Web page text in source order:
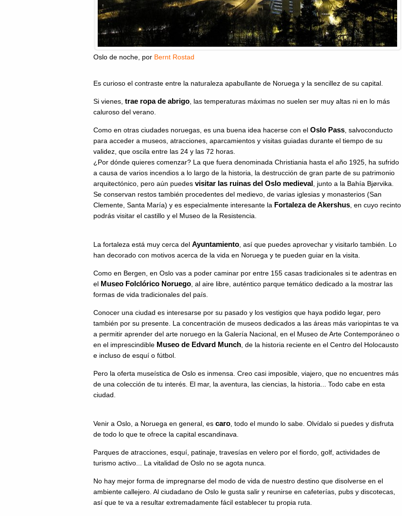
Oslo de noche , por Bernt Rostad
Es curioso el contraste entre la naturaleza apabullante de Noruega y la sencillez de su capital.
Si vienes, trae ropa de abrigo , las temperaturas máximas no suelen ser muy altas ni en lo más
caluroso del verano.
Como en otras ciudades noruegas, es una buena idea hacerse con el Oslo Pass , salvoconducto
para acceder a museos, atracciones, aparcamientos y visitas guiadas durante el tiempo de su
validez, que oscila entre las 24 y las 72 horas.
¿Por dónde quieres comenzar? La que fuera denominada Christiania hasta el año 1925, ha sufrido
a causa de varios incendios a lo largo de la historia, la destrucción de gran parte de su patrimonio
arquitectónico, pero aún puedes visitar las ruinas del Oslo medieval , junto a la Bahía Bjørvika.
Se conservan restos también procedentes del medievo, de varias iglesias y monasterios (San
Clemente, Santa María) y es especialmente interesante la Fortaleza de Akershus , en cuyo recinto
podrás visitar el castillo y el Museo de la Resistencia.
La fortaleza está muy cerca del Ayuntamiento , así que puedes aprovechar y visitarlo también. Lo
han decorado con motivos acerca de la vida en Noruega y te pueden guiar en la visita.
Como en Bergen, en Oslo vas a poder caminar por entre 155 casas tradicionales si te adentras en
el Museo Folclórico Noruego , al aire libre, auténtico parque temático dedicado a la mostrar las
formas de vida tradicionales del país.
Conocer una ciudad es interesarse por su pasado y los vestigios que haya podido legar, pero
también por su presente. La concentración de museos dedicados a las áreas más variopintas te va
a permitir aprender del arte noruego en la Galería Nacional, en el Museo de Arte Contemporáneo o
en el imprescindible Museo de Edvard Munch , de la historia reciente en el Centro del Holocausto
e incluso de esquí o fútbol.
Pero la oferta museística de Oslo es inmensa. Creo casi imposible, viajero, que no encuentres más
de una colección de tu interés. El mar, la aventura, las ciencias, la historia... Todo cabe en esta
ciudad.
Venir a Oslo, a Noruega en general, es caro , todo el mundo lo sabe. Olvídalo si puedes y disfruta
de todo lo que te ofrece la capital escandinava.
Parques de atracciones, esquí, patinaje, travesías en velero por el fiordo, golf, actividades de
turismo activo... La vitalidad de Oslo no se agota nunca.
No hay mejor forma de impregnarse del modo de vida de nuestro destino que disolverse en el
ambiente callejero. Al ciudadano de Oslo le gusta salir y reunirse en cafeterías, pubs y discotecas,
así que te va a resultar extremadamente fácil establecer tu propia ruta.